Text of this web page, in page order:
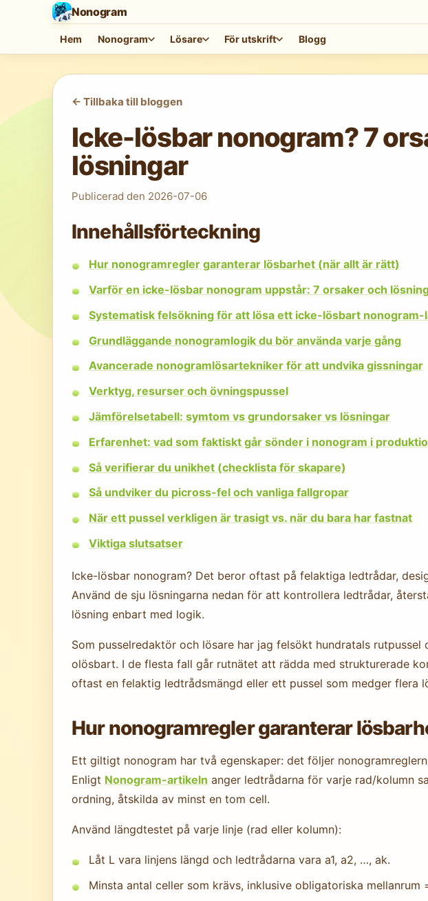
Nonogram
Hem Nonogram Lösare För utskrift Blogg
<- Tillbaka till bloggen
Icke-lösbar nonogram? 7
lösningar
Publicerad den 2026-07-06
Innehållsförteckning
Hur nonogramregler garanterar lösbarhet (när allt är rätt)
Varför en icke-lösbar nonogram uppstår: 7 orsaker och
Systematisk felsökning för att lösa ett icke-lösbart nonogram-
Grundläggande nonogramlogik du bör använda varje gång
Avancerade nonogramlösartekniker för att undvika gissningar
Verktyg, resurser och övningspussel
Jämförelsetabell: symtom vs grundorsaker vs lösningar
Erfarenhet: vad som faktiskt går sönder i nonogram i
Så verifierar du unikhet (checklista för skapare)
Så undviker du picross-fel och vanliga fallgropar
När ett pussel verkligen är trasigt vs. när du bara har fastnat
Viktiga slutsatser
Icke-lösbar nonogram? Det beror oftast på felaktiga ledtrådar,
Använd de sju lösningarna nedan för att kontrollera ledtrådar,
lösning enbart med logik.
Som pusselredaktör och lösare har jag felsökt hundratals
olösbart. I de flesta fall går rutnätet att rädda med strukturerade
oftast en felaktig ledtrådsmängd eller ett pussel som medger flera
Hur nonogramregler garanterar
Ett giltigt nonogram har två egenskaper: det följer
Enligt Nonogram-artikeln anger ledtrådarna för varje rad/kolumn
ordning, åtskilda av minst en tom cell.
Använd längdtestet på varje linje (rad eller kolumn):
Låt L vara linjens längd och ledtrådarna vara a1, a2, …, ak.
Minsta antal celler som krävs, inklusive obligatoriska mellanrum